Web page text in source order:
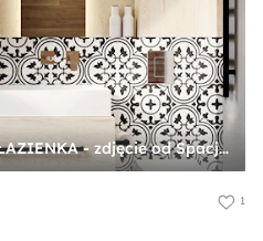
067 _ Dom w Krakowie _ ŁAZIENKA - zdjęcie od Spacja Studio
1